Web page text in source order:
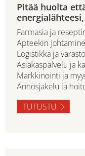
Pitää huolta
Farmasia ja
Apteekin
Logistikka ja
Asiakaspalvelu ja
Markkinointi ja
Annosjakelu ja
TUTUSTU